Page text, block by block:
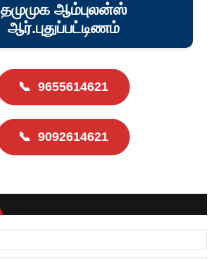
தமுமுக ஆம்புலன்ஸ்
ஆர்.புதுப்பட்டிணம்
📞 9655614621
📞 9092614621